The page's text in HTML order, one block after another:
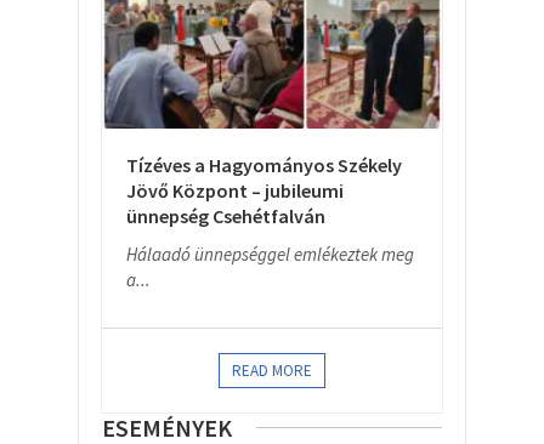
Tízéves a Hagyományos Székely
Jövő Központ – jubileumi
ünnepség Csehétfalván
Hálaadó ünnepséggel emlékeztek meg
a...
READ MORE
ESEMÉNYEK